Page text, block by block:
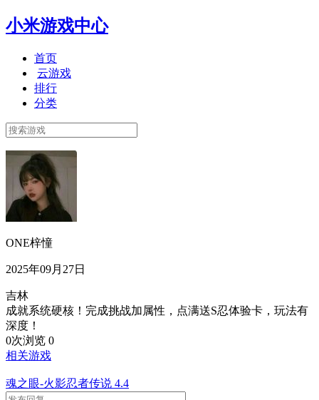
小米游戏中心
首页
云游戏
排行
分类
ONE梓憧
2025年09月27日
吉林
成就系统硬核！完成挑战加属性，点满送S忍体验卡，玩法有
深度！
0次浏览 0
相关游戏
魂之眼-火影忍者传说 4.4